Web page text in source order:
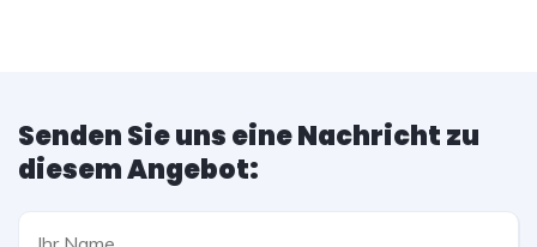
Senden Sie uns eine Nachricht zu
diesem Angebot: